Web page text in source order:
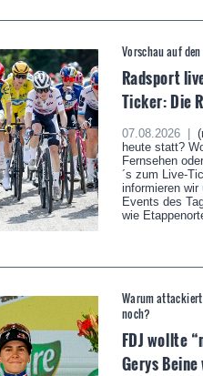
Vorschau auf den
Radsport
Ticker: Die
07.08.2026 |
heute statt?
Fernsehen
´s zum Live-
informieren wir
Events des
wie
Warum
noch?
FDJ wollte
Gerys